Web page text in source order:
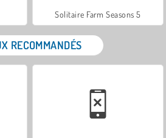
Solitaire Farm Seasons 5
RECOMMANDÉS